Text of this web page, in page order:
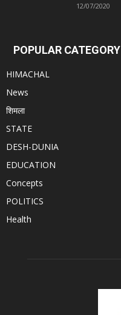
12/07/2020
POPULAR CATEGORY
HIMACHAL
News
शिमला
STATE
DESH-DUNIA
EDUCATION
Concepts
POLITICS
Health